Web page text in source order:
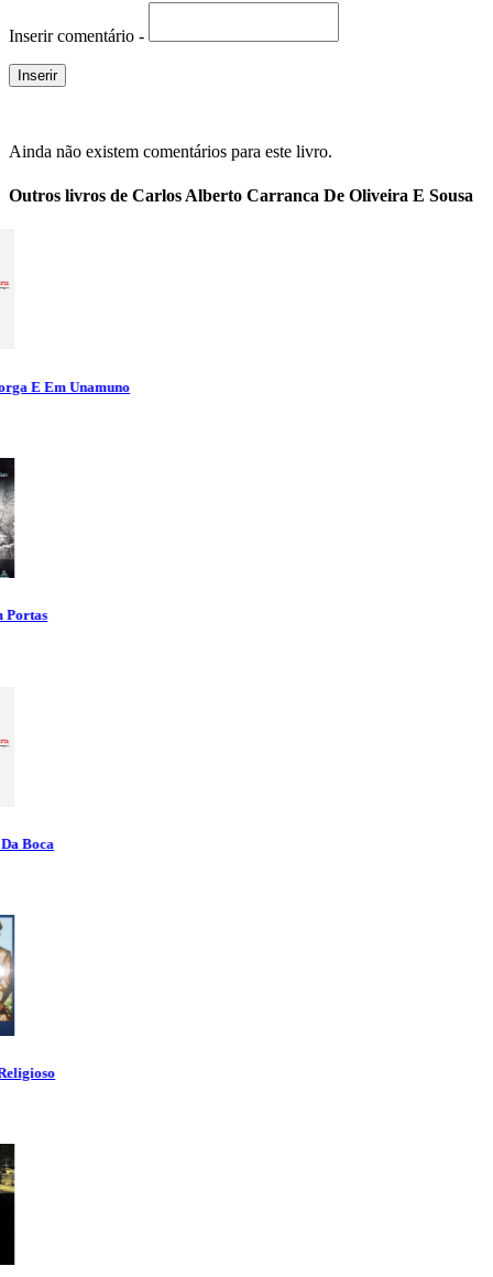
Inserir comentário -
Ainda não existem comentários para este livro.
Outros livros de Carlos Alberto Carranca De Oliveira E Sousa